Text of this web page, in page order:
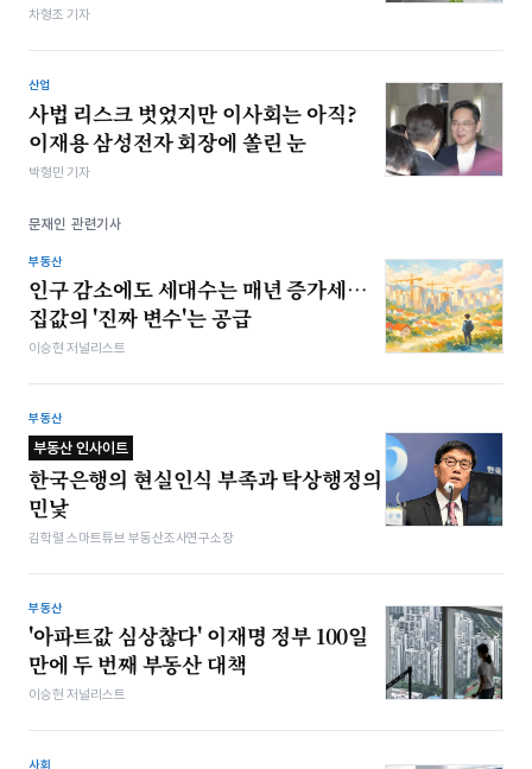
차형조 기자
산업
사법 리스크 벗었지만 이사회는 아직?
이재용 삼성전자 회장에 쏠린 눈
박형민 기자
문재인 관련기사
부동산
인구 감소에도 세대수는 매년 증가세…
집값의 '진짜 변수'는 공급
이승현 저널리스트
부동산
부동산 인사이트
한국은행의 현실인식 부족과 탁상행정의
민낯
김학렬 스마트튜브 부동산조사연구소장
부동산
'아파트값 심상찮다' 이재명 정부 100일
만에 두 번째 부동산 대책
이승현 저널리스트
사회